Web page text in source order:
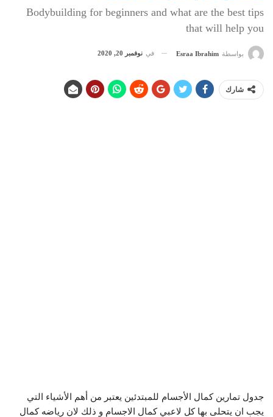
Bodybuilding for beginners and what are the best tips
that will help you
بواسطة Esraa Ibrahim في نوفمبر 20, 2020
شارك
جدول تمارين كمال الأجسام للمبتدئين يعتبر من أهم الأشياء التي
يجب ان يتحلى بها كل لاعبي كمال الاجسام و ذلك لان رياضه كمال